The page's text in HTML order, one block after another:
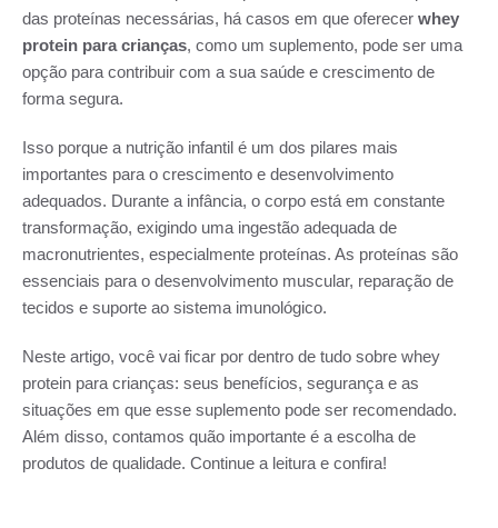
das proteínas necessárias, há casos em que oferecer whey
protein para crianças, como um suplemento, pode ser uma
opção para contribuir com a sua saúde e crescimento de
forma segura.
Isso porque a nutrição infantil é um dos pilares mais
importantes para o crescimento e desenvolvimento
adequados. Durante a infância, o corpo está em constante
transformação, exigindo uma ingestão adequada de
macronutrientes, especialmente proteínas. As proteínas são
essenciais para o desenvolvimento muscular, reparação de
tecidos e suporte ao sistema imunológico.
Neste artigo, você vai ficar por dentro de tudo sobre whey
protein para crianças: seus benefícios, segurança e as
situações em que esse suplemento pode ser recomendado.
Além disso, contamos quão importante é a escolha de
produtos de qualidade. Continue a leitura e confira!